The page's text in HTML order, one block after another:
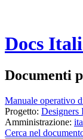
Docs
Documenti
Manuale operativo
Progetto: Designers
Amministrazione:
Cerca nel